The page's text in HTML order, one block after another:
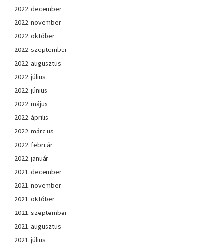
2022. december
2022. november
2022. október
2022. szeptember
2022. augusztus
2022. július
2022. június
2022. május
2022. április
2022. március
2022. február
2022. január
2021. december
2021. november
2021. október
2021. szeptember
2021. augusztus
2021. július